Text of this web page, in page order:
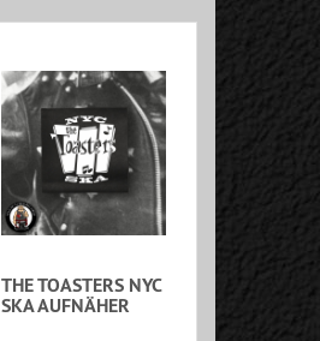
THE TOASTERS NYC
SKA AUFNÄHER